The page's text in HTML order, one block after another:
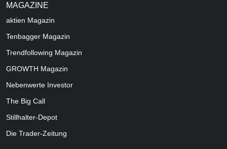
MAGAZINE
aktien Magazin
Tenbagger Magazin
Trendfollowing Magazin
GROWTH Magazin
Nebenwerte Investor
The Big Call
Stillhalter-Depot
Die Trader-Zeitung